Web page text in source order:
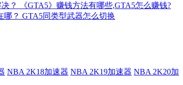
？
《GTA5》赚钱方法有哪些,GTA5怎么赚钱?
哪？ GTA5同类型武器怎么切换
NBA 2K18加速器 NBA 2K19加速器 NBA 2K20加